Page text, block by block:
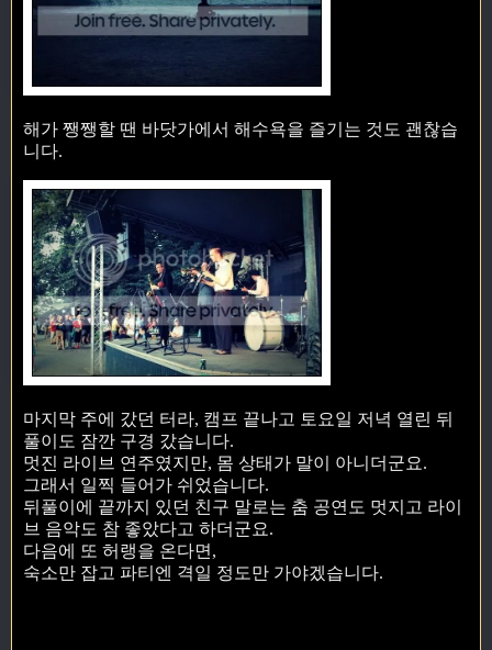
해가 쨍쨍할 땐 바닷가에서 해수욕을 즐기는 것도 괜찮습
니다.
마지막 주에 갔던 터라, 캠프 끝나고 토요일 저녁 열린 뒤
풀이도 잠깐 구경 갔습니다.
멋진 라이브 연주였지만, 몸 상태가 말이 아니더군요.
그래서 일찍 들어가 쉬었습니다.
뒤풀이에 끝까지 있던 친구 말로는 춤 공연도 멋지고 라이
브 음악도 참 좋았다고 하더군요.
다음에 또 허랭을 온다면,
숙소만 잡고 파티엔 격일 정도만 가야겠습니다.